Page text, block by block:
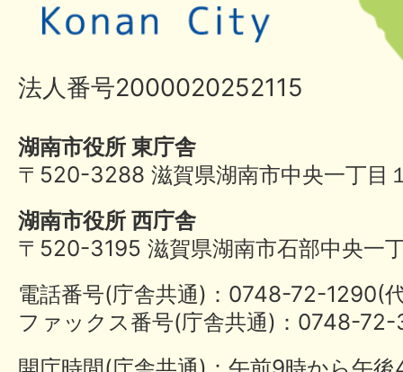
法人番号2000020252115
湖南市役所 東庁舎
〒520-3288 滋賀県湖南市中央一丁目
湖南市役所 西庁舎
〒520-3195 滋賀県湖南市石部中央一
電話番号(庁舎共通)：0748-72-
ファックス番号(庁舎共通)：0748-